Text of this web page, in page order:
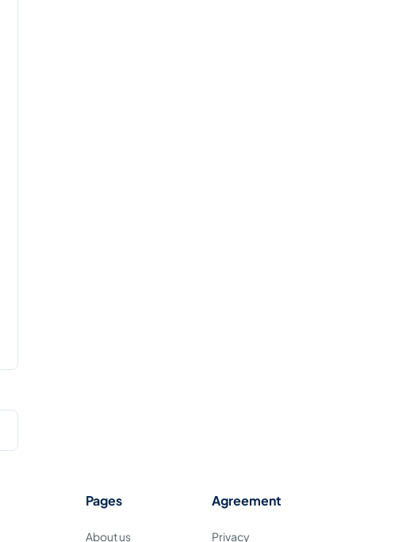
Pages
About us
Agreement
Privacy